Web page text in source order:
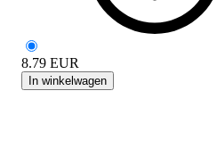
8.79 EUR
In winkelwagen